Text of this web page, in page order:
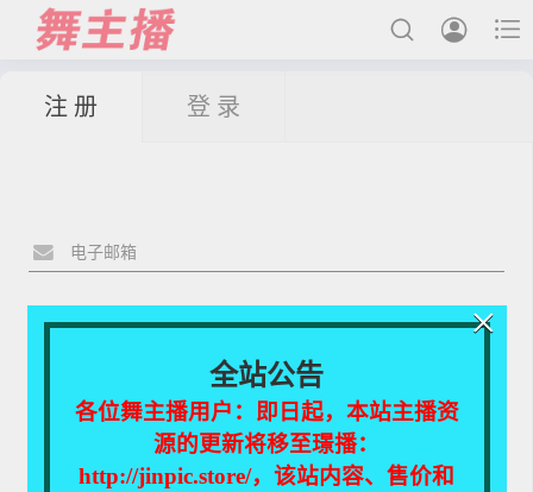



国外主播
主播合集
用户中心
注 册 登 录
全站公告
各位舞主播用户：即日起，本站主播资
源的更新将移至璟播：
http://jinpic.store/，该站内容、售价和
×